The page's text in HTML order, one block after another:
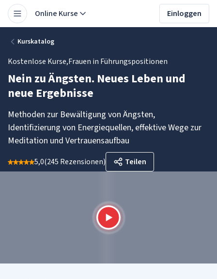
Online Kurse Einloggen
Kurskatalog
Kostenlose Kurse,Frauen in Führungspositionen
Nein zu Ängsten. Neues Leben und
neue Ergebnisse
Methoden zur Bewältigung von Ängsten,
Identifizierung von Energiequellen, effektive Wege zur
Meditation und Vertrauensaufbau
5,0(245 Rezensionen) Teilen